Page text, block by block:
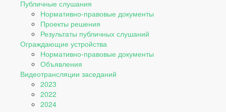
Публичные слушания
Нормативно-правовые документы
Проекты решения
Результаты публичных слушаний
Ограждающие устройства
Нормативно-правовые документы
Объявления
Видеотрансляции заседаний
2023
2022
2024